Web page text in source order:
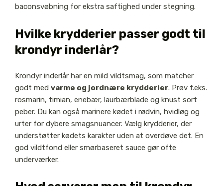
baconsvøbning for ekstra saftighed under stegning.
Hvilke krydderier passer godt til
krondyr inderlår?
Krondyr inderlår har en mild vildtsmag, som matcher
godt med varme og jordnære krydderier. Prøv f.eks.
rosmarin, timian, enebær, laurbærblade og knust sort
peber. Du kan også marinere kødet i rødvin, hvidløg og
urter for dybere smagsnuancer. Vælg krydderier, der
understøtter kødets karakter uden at overdøve det. En
god vildtfond eller smørbaseret sauce gør ofte
underværker.